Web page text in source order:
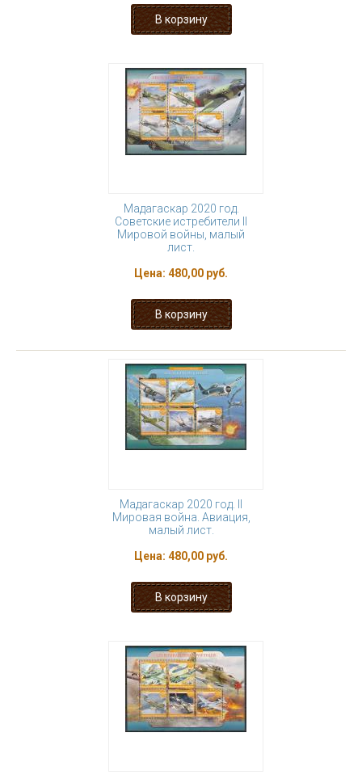
Мадагаскар 2020 год.
Советские истребители II
Мировой войны, малый
лист.
Цена: 480,00 руб.
Мадагаскар 2020 год. II
Мировая война. Авиация,
малый лист.
Цена: 480,00 руб.